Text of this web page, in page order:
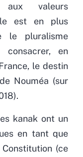
aux valeurs
est en plus
le pluralisme
consacrer, en
le destin
Nouméa (sur
kanak ont un
en tant que
(ce